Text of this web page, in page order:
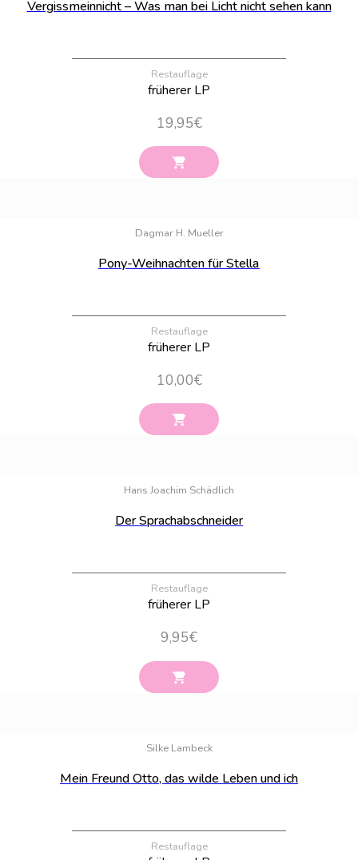
Vergissmeinnicht – Was man bei Licht nicht sehen kann
Restauflage
früherer LP
19,95€
Dagmar H. Mueller
Pony-Weihnachten für Stella
Restauflage
früherer LP
10,00€
Hans Joachim Schädlich
Der Sprachabschneider
Restauflage
früherer LP
9,95€
Silke Lambeck
Mein Freund Otto, das wilde Leben und ich
Restauflage